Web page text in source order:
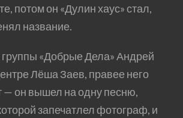
потом он «Дулин хаус» стал,
название.
«Добрые Дела» Андрей
Лёша Заев, правее него
— он вышел на одну песню,
запечатлел фотограф, и